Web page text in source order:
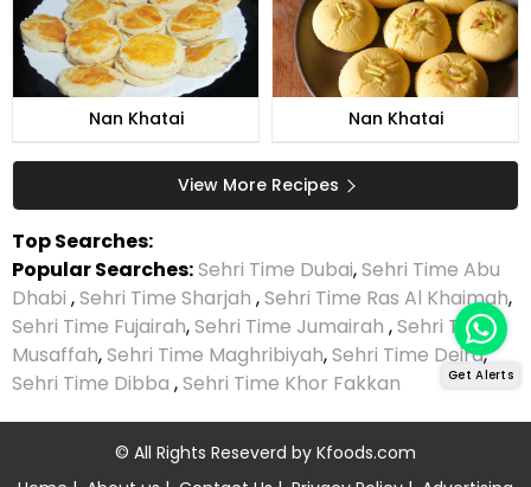
Nan Khatai Nan Khatai
View More Recipes
Top Searches:
Popular Searches:Sehri Time Dubai,Sehri Time Abu
Dhabi ,Sehri Time Sharjah ,Sehri Time Ras Al Khaimah,
Sehri Time Fujairah,Sehri Time Jumairah ,Sehri Time
Musaffah,Sehri Time Maghribiyah,Sehri Time Deira,
Sehri Time Dibba ,Sehri Time Khor Fakkan
© All Rights Reseverd by Kfoods.com
Get Alerts